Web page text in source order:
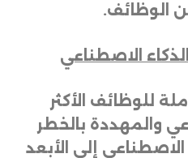
الوظائف.
الاصطناعي
للوظائف الأكثر
والمهددة بالخطر
إلى الأبعد